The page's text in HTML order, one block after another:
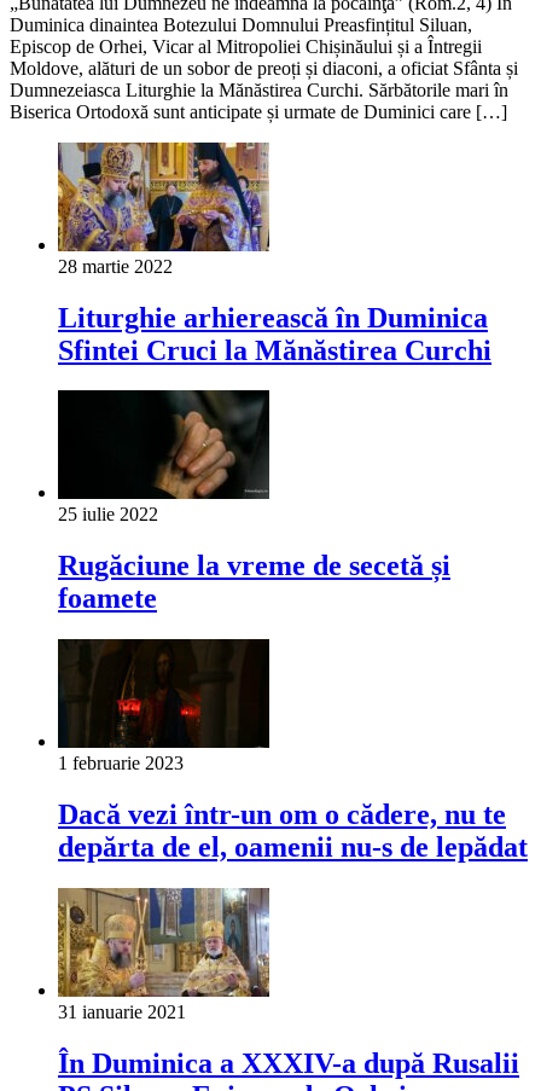
Duminica dinaintea Botezului Domnului Preasfințitul Siluan,
Episcop de Orhei, Vicar al Mitropoliei Chișinăului și a Întregii
Moldove, alături de un sobor de preoți și diaconi, a oficiat Sfânta și
Dumnezeiasca Liturghie la Mănăstirea Curchi. Sărbătorile mari în
Biserica Ortodoxă sunt anticipate și urmate de Duminici care […]
28 martie 2022
Liturghie arhierească în Duminica
Sfintei Cruci la Mănăstirea Curchi
25 iulie 2022
Rugăciune la vreme de secetă și
foamete
1 februarie 2023
Dacă vezi într-un om o cădere, nu te
depărta de el, oamenii nu-s de lepădat
31 ianuarie 2021
În Duminica a XXXIV-a după Rusalii